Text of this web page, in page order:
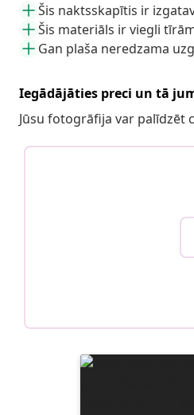
Šis naktsskapītis ir
Šis materiāls ir viegli
Gan plaša neredzama
Iegādājāties preci un tā
Jūsu fotogrāfija var palīdzēt